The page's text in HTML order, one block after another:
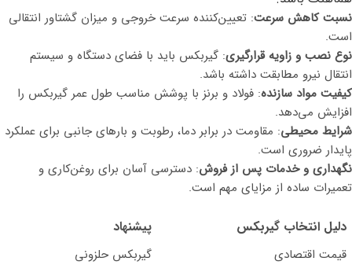
نسبت کاهش سرعت: تعیین‌کننده سرعت خروجی و میزان گشتاور انتقالی
است.
نوع نصب و زاویه قرارگیری: گیربکس باید با فضای دستگاه و سیستم
انتقال نیرو مطابقت داشته باشد.
کیفیت مواد سازنده: فولاد و برنز با پوشش مناسب طول عمر گیربکس را
افزایش می‌دهد.
شرایط محیطی: مقاومت در برابر دما، رطوبت و بارهای جانبی برای عملکرد
پایدار ضروری است.
نگهداری و خدمات پس از فروش: دسترسی آسان برای روغن‌کاری و
تعمیرات ساده از مزایای مهم است.
دلیل انتخاب گیربکس پیشنهاد
قیمت اقتصادی
گیربکس حلزونی